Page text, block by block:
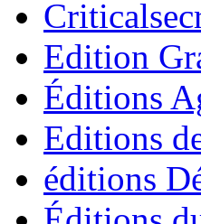
Edition
Éditions
Editions
éditions